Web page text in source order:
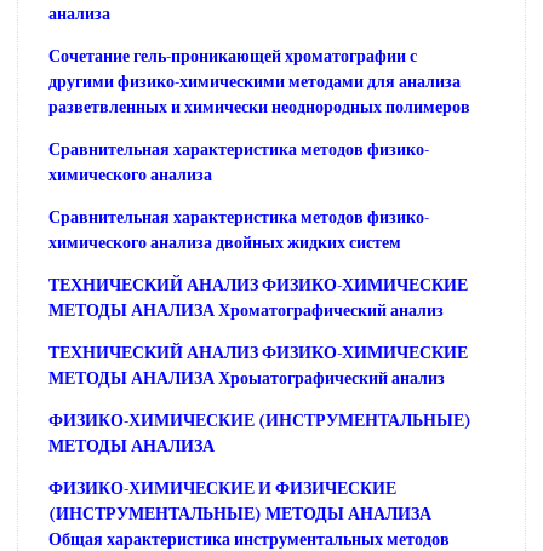
анализа
Сочетание гель-проникающей хроматографии с
другими физико-химическими методами для анализа
разветвленных и химически неоднородных полимеров
Сравнительная характеристика методов физико-
химического анализа
Сравнительная характеристика методов физико-
химического анализа двойных жидких систем
ТЕХНИЧЕСКИЙ АНАЛИЗ ФИЗИКО-ХИМИЧЕСКИЕ
МЕТОДЫ АНАЛИЗА Хроматографический анализ
ТЕХНИЧЕСКИЙ АНАЛИЗ ФИЗИКО-ХИМИЧЕСКИЕ
МЕТОДЫ АНАЛИЗА Хроыатографический анализ
ФИЗИКО-ХИМИЧЕСКИЕ (ИНСТРУМЕНТАЛЬНЫЕ)
МЕТОДЫ АНАЛИЗА
ФИЗИКО-ХИМИЧЕСКИЕ И ФИЗИЧЕСКИЕ
(ИНСТРУМЕНТАЛЬНЫЕ) МЕТОДЫ АНАЛИЗА
Общая характеристика инструментальных методов